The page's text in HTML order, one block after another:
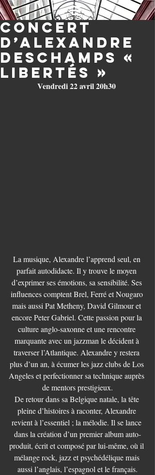
Concert
d’Alexandre
Deschamps «
Libertés »
Vendredi 22 avril 20h30
La musique, Alexandre l’apprend seul, en
parfait autodidacte. Il y trouve le moyen
d’exprimer ses émotions, sa sensibilité. Ses
influences comptent Brel, Ferré et Nougaro
mais aussi Pat Metheny, David Gilmour et
encore Peter Gabriel. Cette passion pour la
culture anglo-saxonne et une rencontre
marquante avec un jazzman le décident à
traverser l’Atlantique. Alexandre y restera
plus d’un an, à écumer les jazz clubs de Los
Angeles et perfectionner sa technique auprès
de mentors prestigieux.
De retour dans sa Belgique natale, la tête
pleine d’histoires à raconter, Alexandre
revient à l’essentiel ; la mélodie. Il se lance
dans la création d’un premier album auto-
produit, écrit et composé par lui-même, où il
mélange rock, jazz et psychédélique mais
aussi l’anglais, l’espagnol et le français.